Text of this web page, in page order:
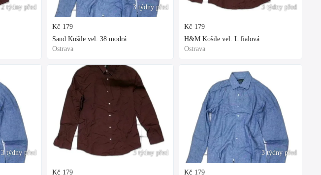
2 týdny před
3 týdny před
3 týdny před
Kč 179
Sand Košile vel. 38 modrá
Ostrava
3 týdny před
Kč 179
3 týdny před
Kč 179
H&M Košile vel. L fialová
Ostrava
3 týdny před
Kč 179